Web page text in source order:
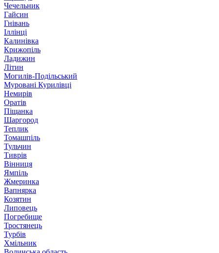
Чечельник
Гайсин
Гнівань
Іллінці
Калинівка
Крижопіль
Ладижин
Літин
Могилів-Подільський
Муровані Курилівці
Немирів
Оратів
Піщанка
Шаргород
Теплик
Томашпіль
Тульчин
Тиврів
Вінниця
Ямпіль
Жмеринка
Вапнярка
Козятин
Липовець
Погребище
Тростянець
Турбів
Хмільник